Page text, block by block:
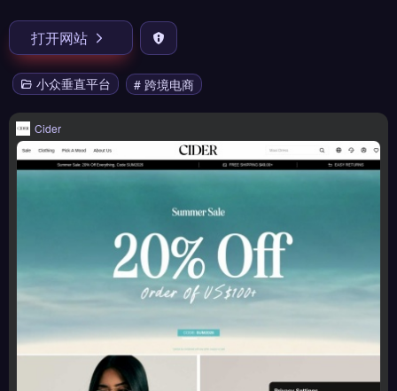
打开网站
小众垂直平台 # 跨境电商
Cider